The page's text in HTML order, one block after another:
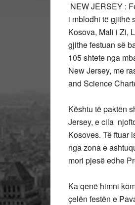
NEW JERSEY :
i mblodhi të gjithë
Kosova, Mali i Zi,
gjithe festuan së
105 shtete nga
New Jersey, me
and Science
Kështu të paktën
Jersey, e cila
Kosoves. Të ftuar
nga zona e
mori pjesë edhe
Ka qenë himni
çelën festën e